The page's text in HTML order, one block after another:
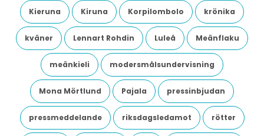
Kieruna Kiruna Korpilombolo krönika
kväner Lennart Rohdin Luleå Meänflaku
meänkieli modersmålsundervisning
Mona Mörtlund Pajala pressinbjudan
pressmeddelande riksdagsledamot rötter